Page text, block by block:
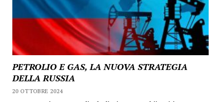
PETROLIO E GAS, LA NUOVA STRATEGIA
DELLA RUSSIA
20 OTTOBRE 2024